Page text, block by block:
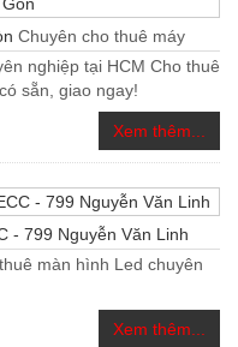
Chuyên cho thuê máy
nghiệp tại HCM Cho thuê
sẵn, giao ngay!
Xem thêm...
- 799 Nguyễn Văn Linh
màn hình Led chuyên
Xem thêm...